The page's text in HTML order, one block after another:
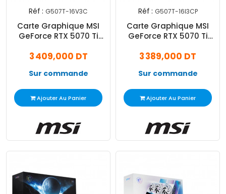
Réf : G507T-16V3C
Carte Graphique MSI
GeForce RTX 5070 Ti
GDDR7
3 409,000 DT
Sur commande
Ajouter Au Panier
Réf : G507T-16I3CP
Carte Graphique MSI
GeForce RTX 5070 Ti
GDDR7
3 389,000 DT
Sur commande
Ajouter Au Panier